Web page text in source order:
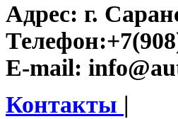
Адрес: г.
Телефон:
E-mail:
Контакты |